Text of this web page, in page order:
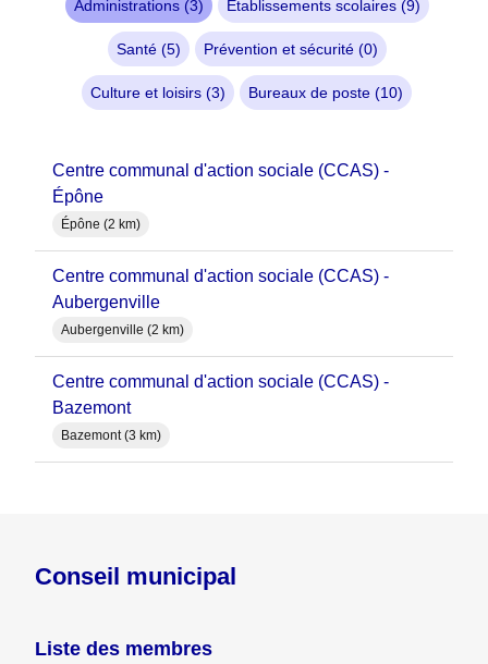
Administrations (3) Etablissements scolaires (9)
Santé (5) Prévention et sécurité (0)
Culture et loisirs (3) Bureaux de poste (10)
Centre communal d'action sociale (CCAS) -
Épône
Épône (2 km)
Centre communal d'action sociale (CCAS) -
Aubergenville
Aubergenville (2 km)
Centre communal d'action sociale (CCAS) -
Bazemont
Bazemont (3 km)
Conseil municipal
Liste des membres